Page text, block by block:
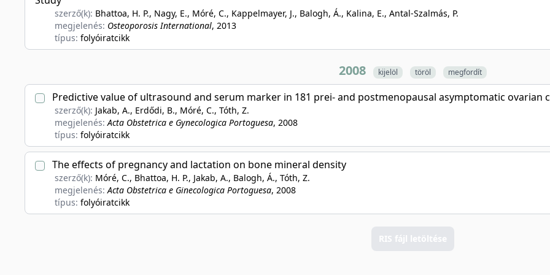
szerző(k): Bhattoa, H. P., Nagy, E., Móré, C., Kappelmayer, J., Balogh, Á., Kalina, E., Antal-Szalmás, P.
megjelenés: Osteoporosis International, 2013
típus: folyóiratcikk
2008 kijelöl töröl megfordít
Predictive value of ultrasound and serum marker in 181 prei- and postmenopausal asymptomatic ovarian
szerző(k): Jakab, A., Erdődi, B., Móré, C., Tóth, Z.
megjelenés:Acta Obstetrica e Gynecologica Portoguesa, 2008
típus: folyóiratcikk
The effects of pregnancy and lactation on bone mineral density
szerző(k): Móré, C., Bhattoa, H. P., Jakab, A., Balogh, Á., Tóth, Z.
megjelenés:Acta Obstetrica e Ginecologica Portoguesa, 2008
típus: folyóiratcikk
RIS fájl letöltése